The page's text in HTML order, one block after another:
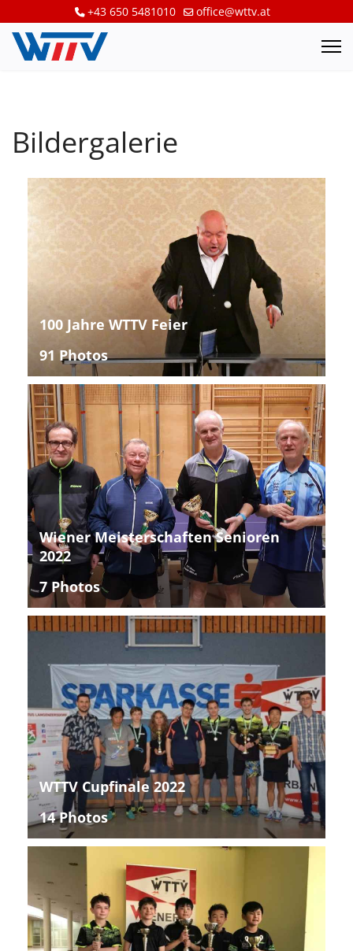
+43 650 5481010 office@wttv.at
Bildergalerie
100 Jahre WTTV Feier
91 Photos
Wiener Meisterschaften Senioren
2022
7 Photos
WTTV Cupfinale 2022
14 Photos